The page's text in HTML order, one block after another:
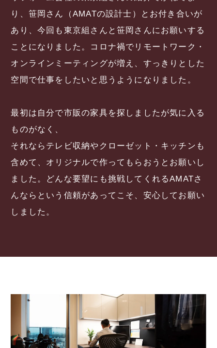
り、笹岡さん（AMATの設計士）とお付き合いが
あり、今回も東京組さんと笹岡さんにお願いする
ことになりました。コロナ禍でリモートワーク・
オンラインミーティングが増え、すっきりとした
空間で仕事をしたいと思うようになりました。
最初は自分で市販の家具を探しましたが気に入る
ものがなく、
それならテレビ収納やクローゼット・キッチンも
含めて、オリジナルで作ってもらおうとお願いし
ました。どんな要望にも挑戦してくれるAMATさ
んならという信頼があってこそ、安心してお願い
しました。